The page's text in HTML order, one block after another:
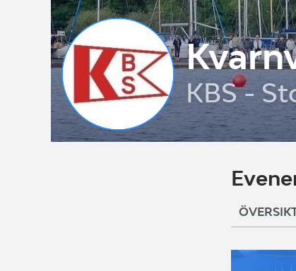
KBS -